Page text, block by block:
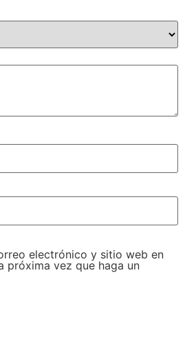
electrónico y sitio web en
próxima vez que haga un